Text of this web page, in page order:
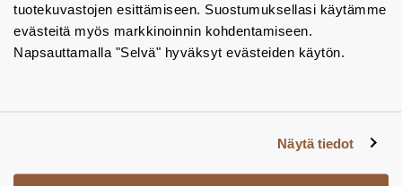
tuotekuvastojen esittämiseen. Suostumuksellasi käytämme
evästeitä myös markkinoinnin kohdentamiseen.
Napsauttamalla "Selvä" hyväksyt evästeiden käytön.
Näytä tiedot
Yhteystiedot
Tiedotteet